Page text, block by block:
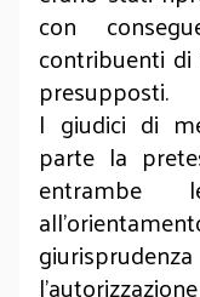
con
contribuenti
presupposti.
I giudici di
parte la
entrambe